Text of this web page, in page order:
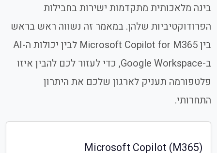
בינה מלאכותית מתקדמות ישירות בחבילות
הפרודוקטיביות שלהן. במאמר זה נשווה ראש בראש
בין Microsoft Copilot for M365 לבין יכולות ה-AI
ב-Google Workspace, כדי לעזור לכם להבין איזו
פלטפורמה תעניק לארגון שלכם את היתרון
התחרותי.
Microsoft Copilot (M365)